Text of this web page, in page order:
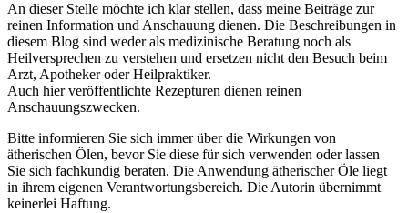
An dieser Stelle möchte ich klar stellen, dass meine Beiträge zur
reinen Information und Anschauung dienen. Die Beschreibungen in
diesem Blog sind weder als medizinische Beratung noch als
Heilversprechen zu verstehen und ersetzen nicht den Besuch beim
Arzt, Apotheker oder Heilpraktiker.
Auch hier veröffentlichte Rezepturen dienen reinen
Anschauungszwecken.
Bitte informieren Sie sich immer über die Wirkungen von
ätherischen Ölen, bevor Sie diese für sich verwenden oder lassen
Sie sich fachkundig beraten. Die Anwendung ätherischer Öle liegt
in ihrem eigenen Verantwortungsbereich. Die Autorin übernimmt
keinerlei Haftung.